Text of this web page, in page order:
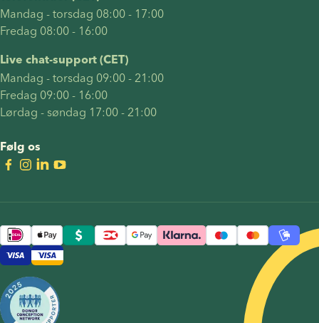
Mandag - torsdag 08:00 - 17:00
Fredag 08:00 - 16:00
Live chat-support (CET)
Mandag - torsdag 09:00 - 21:00
Fredag 09:00 - 16:00
Lørdag - søndag 17:00 - 21:00
Følg os